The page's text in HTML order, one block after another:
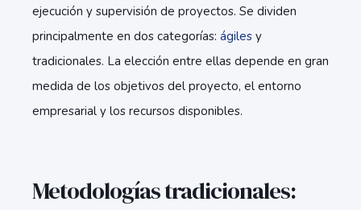
ejecución y supervisión de proyectos. Se dividen
principalmente en dos categorías: ágiles y
tradicionales. La elección entre ellas depende en gran
medida de los objetivos del proyecto, el entorno
empresarial y los recursos disponibles.
Metodologías tradicionales: